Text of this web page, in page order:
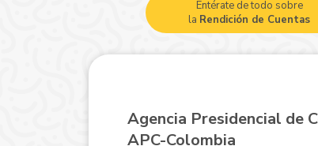
Entérate de todo sobre
la Rendición de Cuentas
Agencia Presidencial de
APC-Colombia